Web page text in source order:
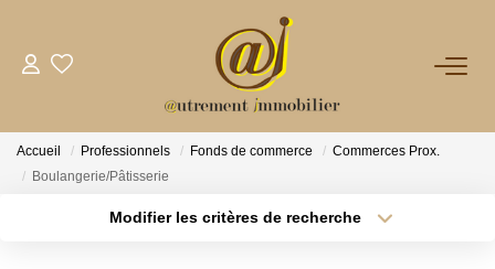
NOTRE AGENCE
Accueil Professionnels Fonds de commerce
Commerces Prox.
Boulangerie/Pâtisserie
Modifier les critères de recherche